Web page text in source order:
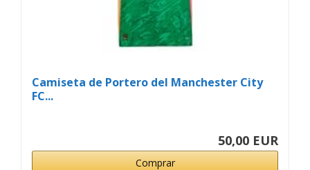
Camiseta de Portero del Manchester City
FC...
50,00 EUR
Comprar